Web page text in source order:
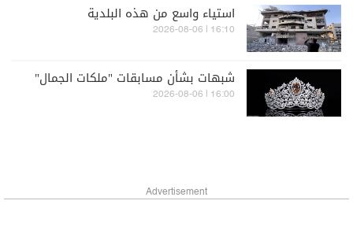
استياء واسع من هذه البلدية
16:10 | 2026-08-06
شبهات بشأن مسابقات "ملكات الجمال"
16:00 | 2026-08-06
Advertisement